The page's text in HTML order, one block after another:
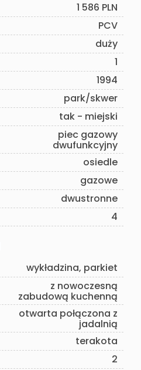
1 586 PLN
PCV
duży
1
1994
park/skwer
tak - miejski
piec gazowy
dwufunkcyjny
osiedle
gazowe
dwustronne
4
wykładzina, parkiet
z nowoczesną
zabudową kuchenną
otwarta połączona z
jadalnią
terakota
2